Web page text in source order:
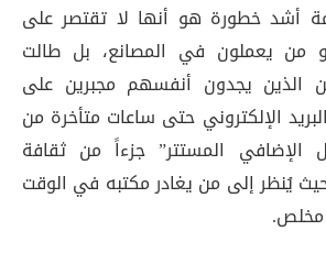
أشد خطورة هو أنها لا تقتصر على
من يعملون في المصانع، بل طالت
الذين يجدون أنفسهم مجبرين على
الإلكتروني حتى ساعات متأخرة من
الإضافي المستتر” جزءاً من ثقافة
حيث يُنظر إلى من يغادر مكتبه في الوقت
مخلص.